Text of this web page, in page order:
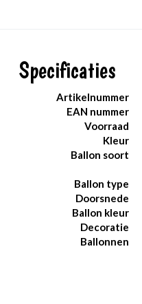
Specificaties
Artikelnummer
EAN nummer
Voorraad
Kleur
Ballon soort
Ballon type
Doorsnede
Ballon kleur
Decoratie
Ballonnen